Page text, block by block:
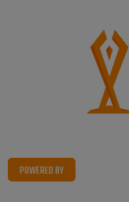
POWERED BY